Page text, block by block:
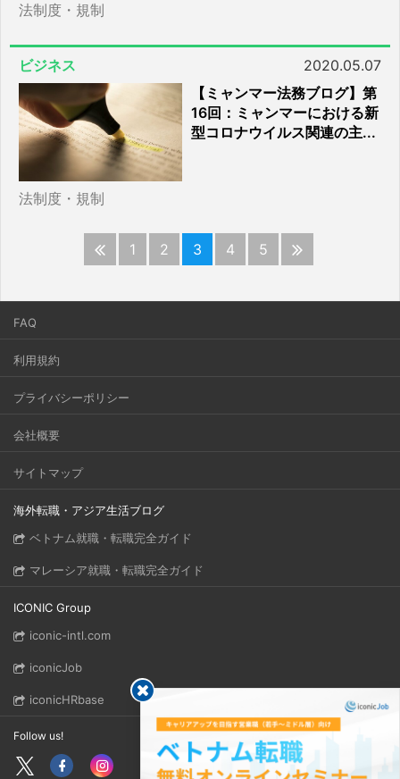
法制度・規制
ビジネス
2020.05.07
【ミャンマー法務ブログ】第
16回：ミャンマーにおける新
型コロナウイルス関連の主...
法制度・規制
1 2 3 4 5
FAQ
利用規約
プライバシーポリシー
会社概要
サイトマップ
海外転職・アジア生活ブログ
ベトナム就職・転職完全ガイド
マレーシア就職・転職完全ガイド
ICONIC Group
iconic-intl.com
iconicJob
iconicHRbase
Follow us!